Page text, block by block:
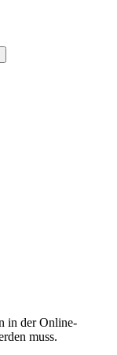
in der Online-
muss.